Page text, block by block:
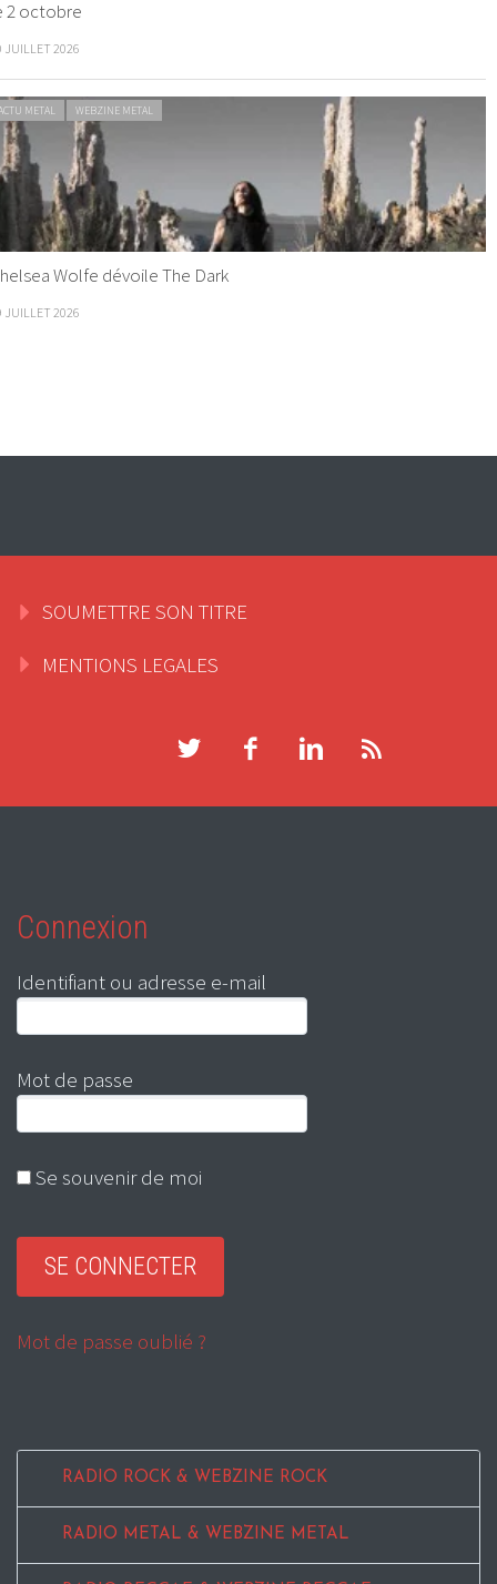
2 octobre
JUILLET 2026
METAL WEBZINE METAL
Wolfe dévoile The Dark
JUILLET 2026
SOUMETTRE SON TITRE
MENTIONS LEGALES
Connexion
Identifiant ou adresse e-mail
Mot de passe
Se souvenir de moi
Mot de passe oublié ?
RADIO ROCK & WEBZINE ROCK
RADIO METAL & WEBZINE METAL